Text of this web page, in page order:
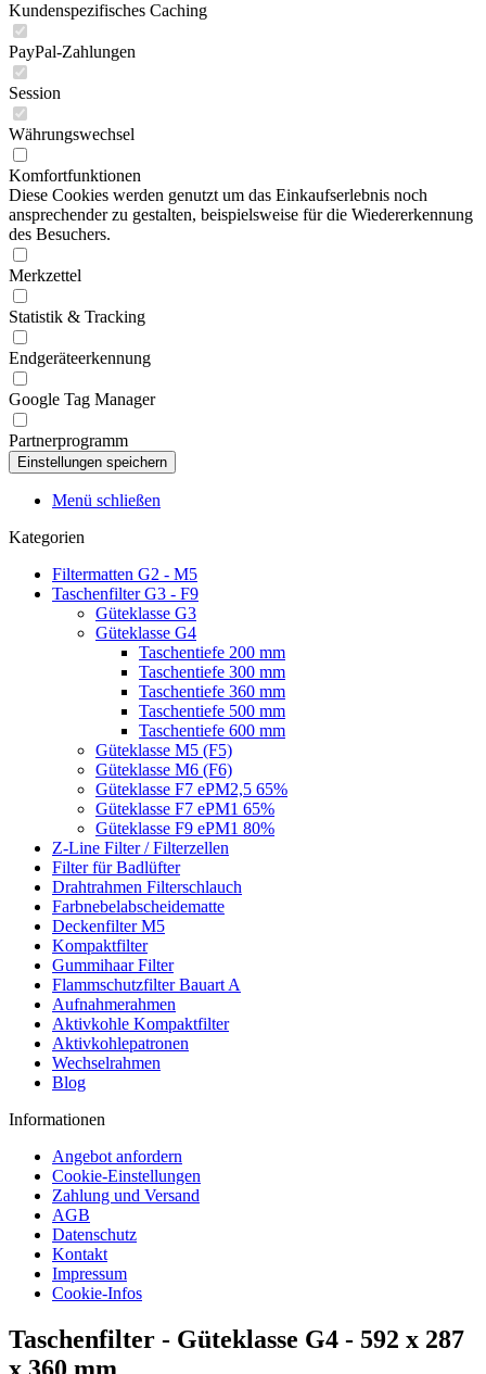
Kundenspezifisches Caching
PayPal-Zahlungen
Session
Währungswechsel
Komfortfunktionen
Diese Cookies werden genutzt um das Einkaufserlebnis noch
ansprechender zu gestalten, beispielsweise für die Wiedererkennung
des Besuchers.
Merkzettel
Statistik & Tracking
Endgeräteerkennung
Google Tag Manager
Partnerprogramm
Menü schließen
Kategorien
Filtermatten G2 - M5
Taschenfilter G3 - F9
Güteklasse G3
Güteklasse G4
Taschentiefe 200 mm
Taschentiefe 300 mm
Taschentiefe 360 mm
Taschentiefe 500 mm
Taschentiefe 600 mm
Güteklasse M5 (F5)
Güteklasse M6 (F6)
Güteklasse F7 ePM2,5 65%
Güteklasse F7 ePM1 65%
Güteklasse F9 ePM1 80%
Z-Line Filter / Filterzellen
Filter für Badlüfter
Drahtrahmen Filterschlauch
Farbnebelabscheidematte
Deckenfilter M5
Kompaktfilter
Gummihaar Filter
Flammschutzfilter Bauart A
Aufnahmerahmen
Aktivkohle Kompaktfilter
Aktivkohlepatronen
Wechselrahmen
Blog
Informationen
Angebot anfordern
Cookie-Einstellungen
Zahlung und Versand
AGB
Datenschutz
Kontakt
Impressum
Cookie-Infos
Taschenfilter - Güteklasse G4 - 592 x 287